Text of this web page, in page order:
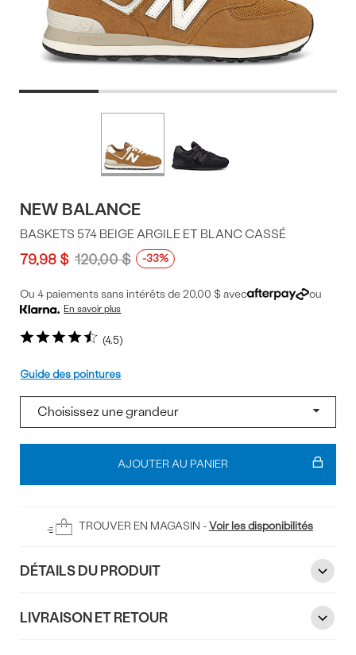
NEW BALANCE
4.5
BASKETS 574 BEIGE ARGILE ET BLANC CASSÉ
79,98 $ 120,00 $ -33%
Ou 4 paiements sans intérêts de 20,00 $ avec ou
En savoir plus
Pointure
Guide des pointures
Ajouter
panier
AJOUTER AU PANIER
TROUVER EN MAGASIN -Voir les disponibilités
DÉTAILS DU PRODUIT
LIVRAISON ET RETOUR